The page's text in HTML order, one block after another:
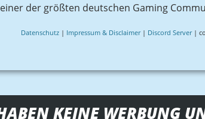
einer der größten deutschen Gaming
Datenschutz| Impressum & Disclaimer| Discord Server|
KEINE WERBUNG